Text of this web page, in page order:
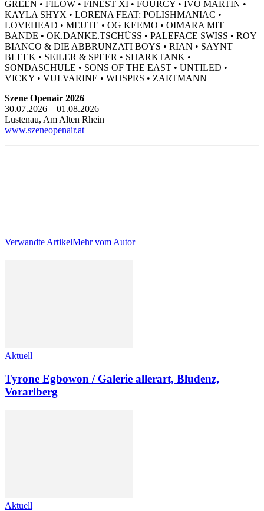
GREEN • FILOW • FINEST XI • FOURCY • IVO MARTIN •
KAYLA SHYX • LORENA FEAT: POLISHMANIAC •
LOVEHEAD • MEUTE • OG KEEMO • OIMARA MIT
BANDE • OK.DANKE.TSCHÜSS • PALEFACE SWISS • ROY
BIANCO & DIE ABBRUNZATI BOYS • RIAN • SAYNT
BLEEK • SEILER & SPEER • SHARKTANK •
SONDASCHULE • SONS OF THE EAST • UNTILED •
VICKY • VULVARINE • WHSPRS • ZARTMANN
Szene Openair 2026
30.07.2026 – 01.08.2026
Lustenau, Am Alten Rhein
www.szeneopenair.at
Verwandte ArtikelMehr vom Autor
Aktuell
Tyrone Egbowon / Galerie allerart, Bludenz,
Vorarlberg
Aktuell